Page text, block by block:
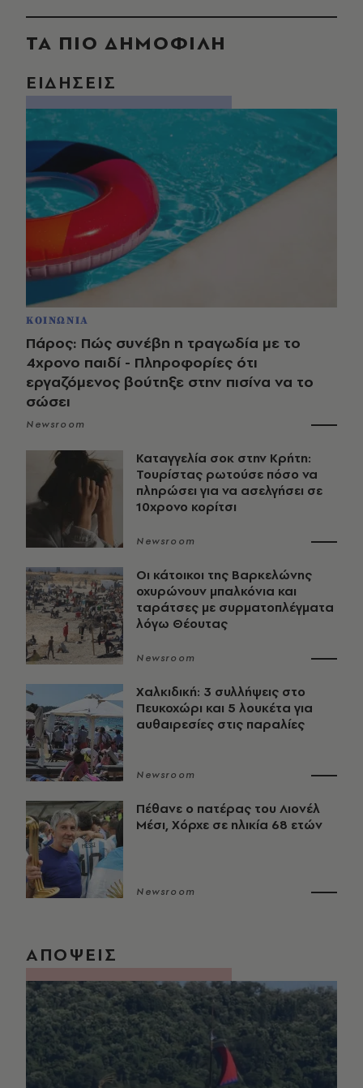
ΤΑ ΠΙΟ ΔΗΜΟΦΙΛΗ
ΕΙΔΗΣΕΙΣ
ΚΟΙΝΩΝΙΑ
Πάρος: Πώς συνέβη η τραγωδία με το
4χρονο παιδί - Πληροφορίες ότι
εργαζόμενος βούτηξε στην πισίνα να το
σώσει
Newsroom
Καταγγελία σοκ στην Κρήτη:
Τουρίστας ρωτούσε πόσο να
πληρώσει για να ασελγήσει σε
10χρονο κορίτσι
Newsroom
Οι κάτοικοι της Βαρκελώνης
οχυρώνουν μπαλκόνια και
ταράτσες με συρματοπλέγματα
λόγω Θέουτας
Newsroom
Χαλκιδική: 3 συλλήψεις στο
Πευκοχώρι και 5 λουκέτα για
αυθαιρεσίες στις παραλίες
Newsroom
Πέθανε ο πατέρας του Λιονέλ
Μέσι, Χόρχε σε ηλικία 68 ετών
Newsroom
ΑΠΟΨΕΙΣ